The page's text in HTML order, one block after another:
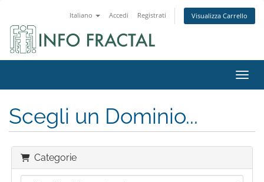
Italiano Accedi Registrati Visualizza Carrello
Scegli un Dominio...
Categorie